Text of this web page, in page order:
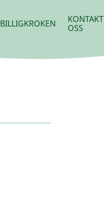
BILLIGKROKEN
KONTAKT
OSS